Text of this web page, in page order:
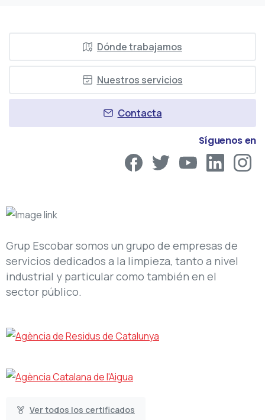
Dónde trabajamos
Nuestros servicios
Contacta
Síguenos en
Grup Escobar somos un grupo de empresas de
servicios dedicados a la limpieza, tanto a nivel
industrial y particular como también en el
sector público.
Ver todos los certificados